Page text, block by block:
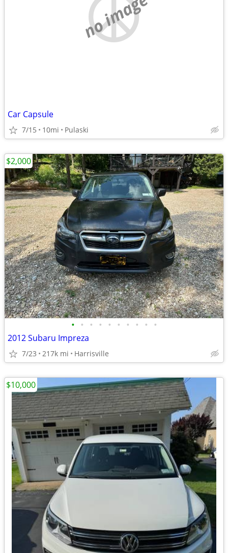
no image
Car Capsule
7/15 10mi Pulaski
• • • • • • • • • •
2012 Subaru Impreza
7/23 217k mi Harrisville
$2,000
$10,000